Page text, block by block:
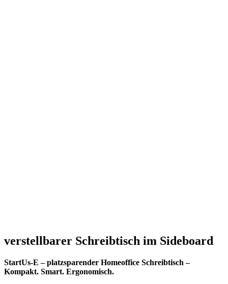
verstellbarer Schreibtisch im Sideboard
StartUs-E – platzsparender Homeoffice Schreibtisch –
Kompakt. Smart. Ergonomisch.